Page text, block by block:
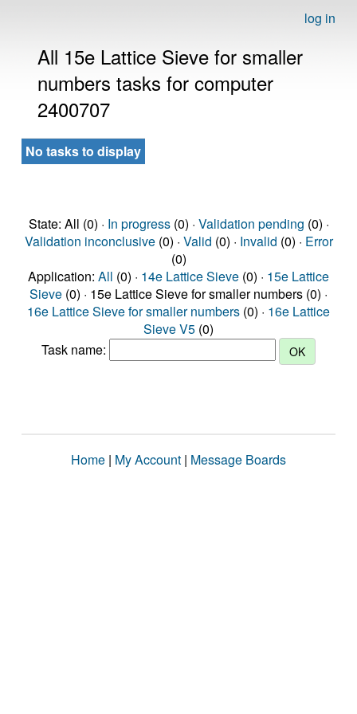
log in
All 15e Lattice Sieve for smaller
numbers tasks for computer
2400707
No tasks to display
State: All (0) · In progress(0) · Validation pending (0) ·
Validation inconclusive(0) · Valid (0) · Invalid (0) · Error
(0)
Application: All (0) · 14e Lattice Sieve (0) · 15e Lattice
Sieve (0) · 15e Lattice Sieve for smaller numbers (0) ·
16e Lattice Sieve for smaller numbers (0) · 16e Lattice
Sieve V5 (0)
Task name:
Home | My Account | Message Boards